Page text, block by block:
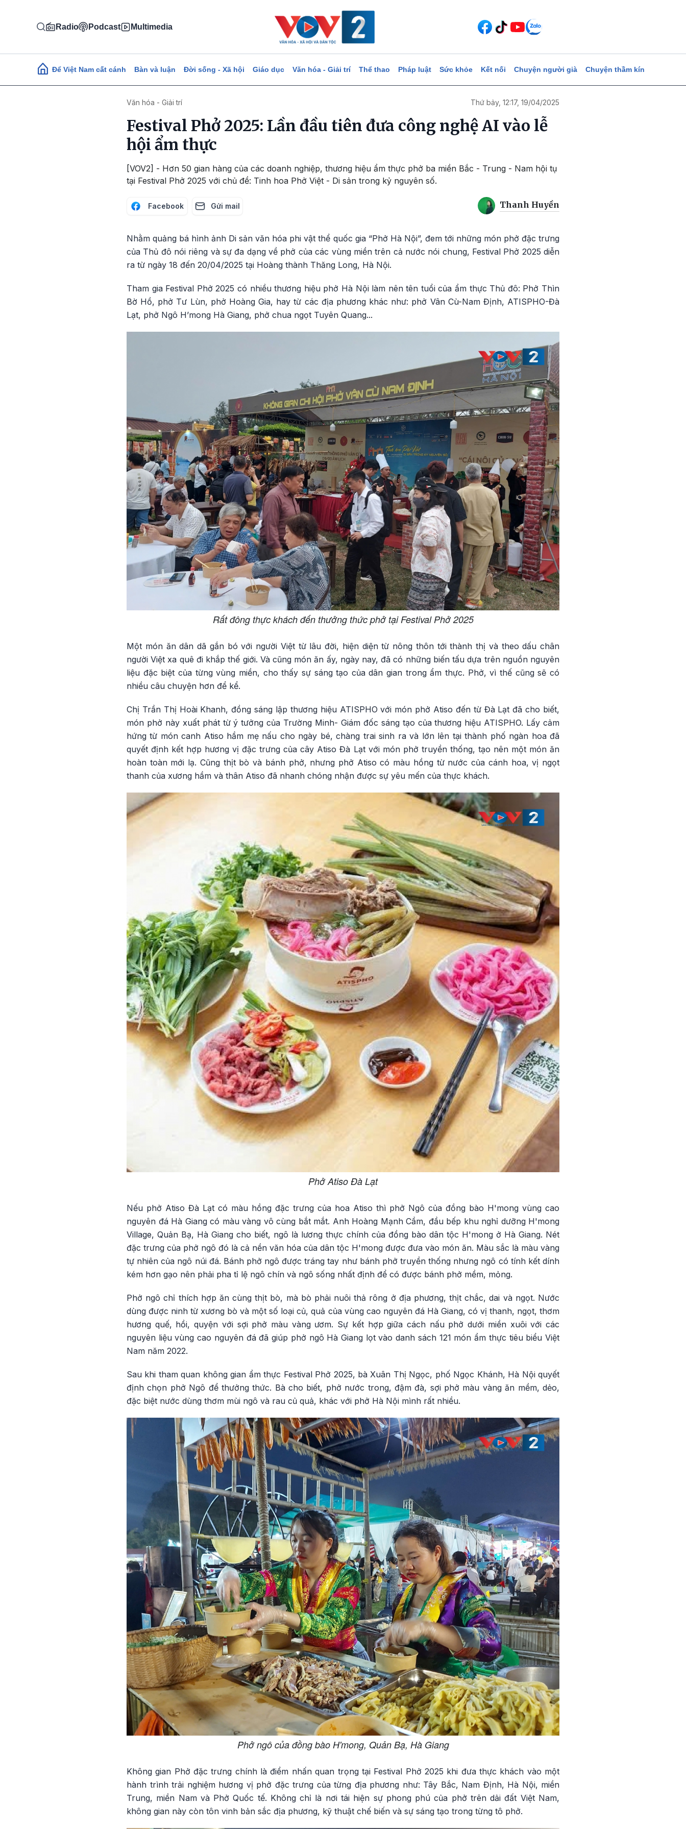
Radio Podcast Multimedia
Main navigation
Để Việt Nam cất cánh Bàn và luận Đời sống - Xã hội Giáo dục Văn hóa - Giải trí Thể thao Pháp luật Sức khỏe Kết nối Chuyện người già Chuyện thầm kín
Văn hóa - Giải trí Thứ bảy, 12:17, 19/04/2025
Festival Phở 2025: Lần đầu tiên đưa công nghệ AI vào lễ
hội ẩm thực
[VOV2] - Hơn 50 gian hàng của các doanh nghiệp, thương hiệu ẩm thực phở ba miền Bắc - Trung - Nam hội tụ
tại Festival Phở 2025 với chủ đề: Tinh hoa Phở Việt - Di sản trong kỷ nguyên số.
Facebook Gửi mail Thanh Huyền
Nhằm quảng bá hình ảnh Di sản văn hóa phi vật thể quốc gia “Phở Hà Nội”, đem tới những món phở đặc trưng
của Thủ đô nói riêng và sự đa dạng về phở của các vùng miền trên cả nước nói chung, Festival Phở 2025 diễn
ra từ ngày 18 đến 20/04/2025 tại Hoàng thành Thăng Long, Hà Nội.
Tham gia Festival Phở 2025 có nhiều thương hiệu phở Hà Nội làm nên tên tuổi của ẩm thực Thủ đô: Phở Thìn
Bờ Hồ, phở Tư Lùn, phở Hoàng Gia, hay từ các địa phương khác như: phở Vân Cù-Nam Định, ATISPHO-Đà
Lạt, phở Ngô H’mong Hà Giang, phở chua ngọt Tuyên Quang...
Rất đông thực khách đến thưởng thức phở tại Festival Phở 2025
Một món ăn dân dã gắn bó với người Việt từ lâu đời, hiện diện từ nông thôn tới thành thị và theo dấu chân
người Việt xa quê đi khắp thế giới. Và cũng món ăn ấy, ngày nay, đã có những biến tấu dựa trên nguồn nguyên
liệu đặc biệt của từng vùng miền, cho thấy sự sáng tạo của dân gian trong ẩm thực. Phở, vì thế cũng sẽ có
nhiều câu chuyện hơn để kể.
Chị Trần Thị Hoài Khanh, đồng sáng lập thương hiệu ATISPHO với món phở Atiso đến từ Đà Lạt đã cho biết,
món phở này xuất phát từ ý tưởng của Trường Minh- Giám đốc sáng tạo của thương hiệu ATISPHO. Lấy cảm
hứng từ món canh Atiso hầm mẹ nấu cho ngày bé, chàng trai sinh ra và lớn lên tại thành phố ngàn hoa đã
quyết định kết hợp hương vị đặc trưng của cây Atiso Đà Lạt với món phở truyền thống, tạo nên một món ăn
hoàn toàn mới lạ. Cũng thịt bò và bánh phở, nhưng phở Atiso có màu hồng từ nước của cánh hoa, vị ngọt
thanh của xương hầm và thân Atiso đã nhanh chóng nhận được sự yêu mến của thực khách.
Phở Atiso Đà Lạt
Nếu phở Atiso Đà Lạt có màu hồng đặc trưng của hoa Atiso thì phở Ngô của đồng bào H'mong vùng cao
nguyên đá Hà Giang có màu vàng vô cùng bắt mắt. Anh Hoàng Mạnh Cầm, đầu bếp khu nghỉ dưỡng H'mong
Village, Quản Bạ, Hà Giang cho biết, ngô là lương thực chính của đồng bào dân tộc H'mong ở Hà Giang. Nét
đặc trưng của phở ngô đó là cả nền văn hóa của dân tộc H'mong được đưa vào món ăn. Màu sắc là màu vàng
tự nhiên của ngô núi đá. Bánh phở ngô được tráng tay như bánh phở truyền thống nhưng ngô có tính kết dính
kém hơn gạo nên phải pha tỉ lệ ngô chín và ngô sống nhất định để có được bánh phở mềm, mỏng.
Phở ngô chỉ thích hợp ăn cùng thịt bò, mà bò phải nuôi thả rông ở địa phương, thịt chắc, dai và ngọt. Nước
dùng được ninh từ xương bò và một số loại củ, quả của vùng cao nguyên đá Hà Giang, có vị thanh, ngọt, thơm
hương quế, hồi, quyện với sợi phở màu vàng ươm. Sự kết hợp giữa cách nấu phở dưới miền xuôi với các
nguyên liệu vùng cao nguyên đá đã giúp phở ngô Hà Giang lọt vào danh sách 121 món ẩm thực tiêu biểu Việt
Nam năm 2022.
Sau khi tham quan không gian ẩm thực Festival Phở 2025, bà Xuân Thị Ngọc, phố Ngọc Khánh, Hà Nội quyết
định chọn phở Ngô để thưởng thức. Bà cho biết, phở nước trong, đậm đà, sợi phở màu vàng ăn mềm, dẻo,
đặc biệt nước dùng thơm mùi ngô và rau củ quả, khác với phở Hà Nội mình rất nhiều.
Phở ngô của đồng bào H'mong, Quản Bạ, Hà Giang
Không gian Phở đặc trưng chính là điểm nhấn quan trọng tại Festival Phở 2025 khi đưa thực khách vào một
hành trình trải nghiệm hương vị phở đặc trưng của từng địa phương như: Tây Bắc, Nam Định, Hà Nội, miền
Trung, miền Nam và Phở Quốc tế. Không chỉ là nơi tái hiện sự phong phú của phở trên dải đất Việt Nam,
không gian này còn tôn vinh bản sắc địa phương, kỹ thuật chế biến và sự sáng tạo trong từng tô phở.